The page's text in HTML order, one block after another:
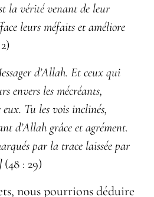
la vérité venant de leur
leurs méfaits et améliore
d’Allah. Et ceux qui
envers les mécréants,
Tu les vois inclinés,
d’Allah grâce et agrément.
par la trace laissée par
(48 : 29)
nous pourrions déduire